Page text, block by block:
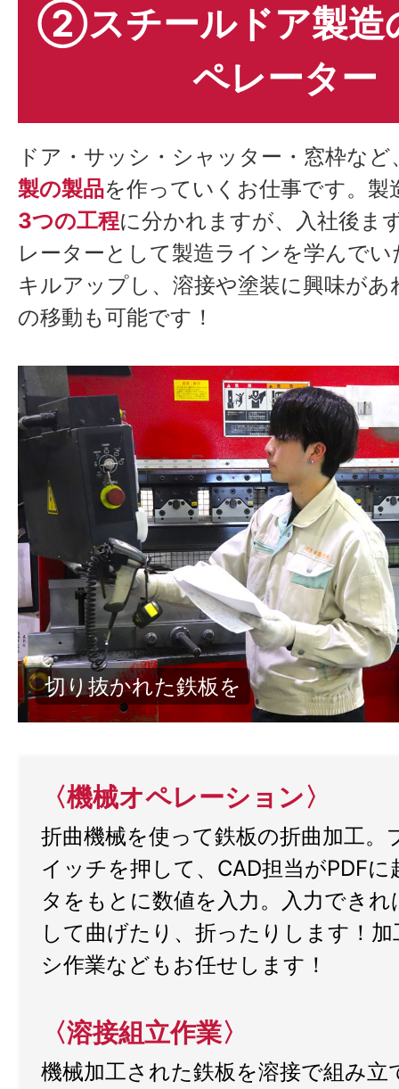
②スチールドア製造
ペレーター
ドア・サッシ・シャッター・窓枠など
製の製品を作っていくお仕事です。製
3つの工程に分かれますが、入社後ま
レーターとして製造ラインを学んで
キルアップし、溶接や塗装に興味があ
の移動も可能です！
折り曲げていきます
〈機械オペレーション〉
折曲機械を使って鉄板の折曲加工。
イッチを押して、CAD担当がPDF
タをもとに数値を入力。入力できれ
して曲げたり、折ったりします！
シ作業などもお任せします！
〈溶接組立作業〉
機械加工された鉄板を溶接で組み立